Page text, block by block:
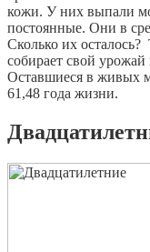
кожи. У них выпали
постоянные. Они в
Сколько их
собирает свой урожай
Оставшиеся в живых
61,48 года жизни.